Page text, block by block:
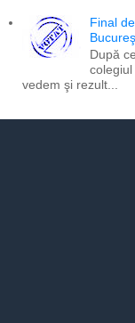
Final
După
vedem şi rezult...